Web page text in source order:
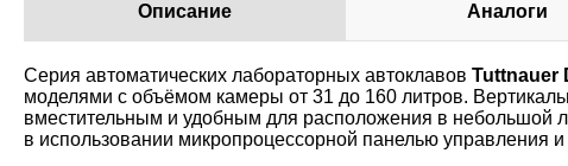
Описание Аналоги
Серия автоматических лабораторных автоклавов Tuttnauer
моделями с объёмом камеры от 31 до 160 литров.
вместительным и удобным для расположения в небольшой
в использовании микропроцессорной панелью управления